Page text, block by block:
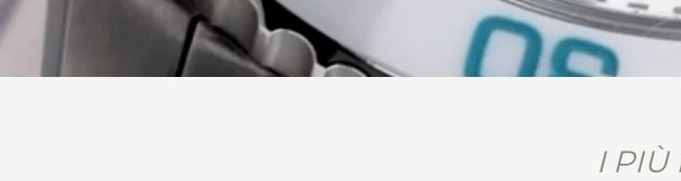
I PIÙ